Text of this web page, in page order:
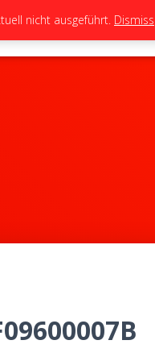
TEAM TUNING
nicht ausgeführt. Dismiss